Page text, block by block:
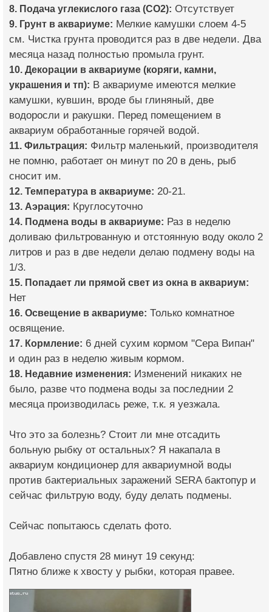
8. Подача углекислого газа (CO2): Отсутствует
9. Грунт в аквариуме: Мелкие камушки слоем 4-5
см. Чистка грунта проводится раз в две недели. Два
месяца назад полностью промыла грунт.
10. Декорации в аквариуме (коряги, камни,
украшения и тп): В аквариуме имеются мелкие
камушки, кувшин, вроде бы глиняный, две
водоросли и ракушки. Перед помещением в
аквариум обработанные горячей водой.
11. Фильтрация: Фильтр маленький, производителя
не помню, работает он минут по 20 в день, рыб
сносит им.
12. Температура в аквариуме: 20-21.
13. Аэрация: Круглосуточно
14. Подмена воды в аквариуме: Раз в неделю
доливаю фильтрованную и отстоянную воду около 2
литров и раз в две недели делаю подмену воды на
1/3.
15. Попадает ли прямой свет из окна в аквариум:
Нет
16. Освещение в аквариуме: Только комнатное
освящение.
17. Кормление: 6 дней сухим кормом "Сера Випан"
и один раз в неделю живым кормом.
18. Недавние изменения: Изменений никаких не
было, разве что подмена воды за последнии 2
месяца производилась реже, т.к. я уезжала.
Что это за болезнь? Стоит ли мне отсадить
больную рыбку от остальных? Я накапала в
аквариум кондиционер для аквариумной воды
против бактериальных заражений SERA бактопур и
сейчас фильтрую воду, буду делать подмены.
Сейчас попытаюсь сделать фото.
Добавлено спустя 28 минут 19 секунд:
Пятно ближе к хвосту у рыбки, которая правее.